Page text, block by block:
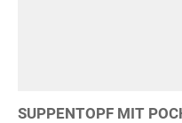
SUPPENTOPF MIT